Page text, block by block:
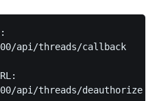
api/threads/callback
api/threads/deauthorize